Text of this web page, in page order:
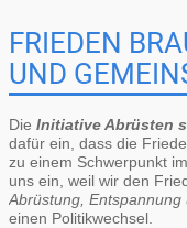
FRIEDEN
UND
Die Initiative Abrüsten
dafür ein, dass die
zu einem Schwerpunkt
uns ein, weil wir den
Abrüstung,
einen Politikwechsel.